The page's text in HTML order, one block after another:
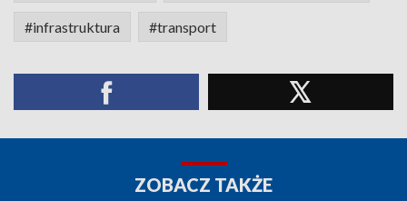
#infrastruktura #transport
ZOBACZ TAKŻE